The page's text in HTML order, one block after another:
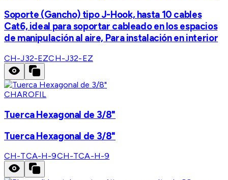
Soporte (Gancho) tipo J-Hook, hasta 10 cables
Cat6, ideal para soportar cableado en los espacios
de manipulación al aire, Para instalación en interior
CH-J32-EZCH-J32-EZ
CHAROFIL
Tuerca Hexagonal de 3/8"
Tuerca Hexagonal de 3/8"
CH-TCA-H-9CH-TCA-H-9